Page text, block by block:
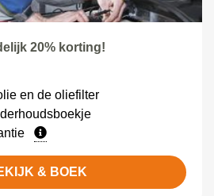
20% korting!
en de oliefilter
& BOEK